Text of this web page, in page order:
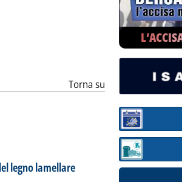
Torna su
legno lamellare
Sezione:
Sezione: